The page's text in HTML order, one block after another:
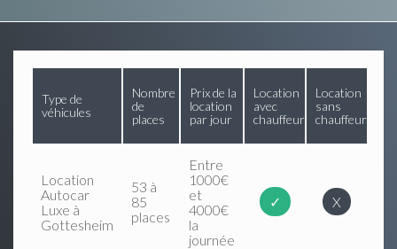
Type de
véhicules
Nombre
de
places
Prix de la
location
par jour
Location
avec
chauffeur
Location
sans
chauffeur
Location
Autocar
Luxe à
Gottesheim
53 à
85
places
Entre
1000€
et
4000€
la
journée
✓ X